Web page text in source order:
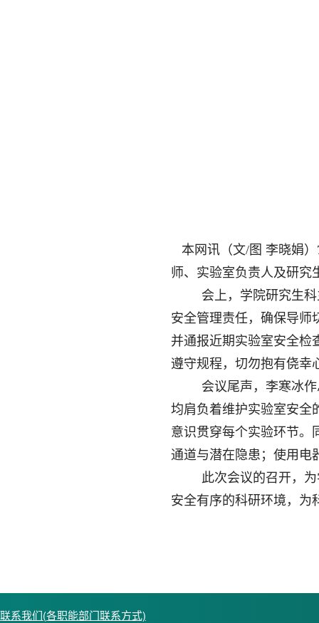
本网讯（文/图 李晓娟
师、实验室负责人及研究
会上，学院研究生
安全管理责任，确保导师
并通报近期实验室安全检
遵守规程，切勿抱有侥幸
会议尾声，李寒冰
均肩负着维护实验室安全
意识贯穿每个实验环节。
通道与潜在隐患；使用电
此次会议的召开，
安全有序的科研环境，为
联系我们(各职能部门联系方式)